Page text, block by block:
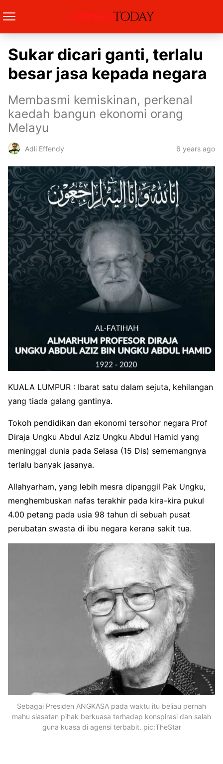
Sukar dicari ganti, terlalu
besar jasa kepada negara
Membasmi kemiskinan, perkenal
kaedah bangun ekonomi orang
Melayu
Adli Effendy 6 years ago
KUALA LUMPUR : Ibarat satu dalam sejuta, kehilangan
yang tiada galang gantinya.
Tokoh pendidikan dan ekonomi tersohor negara Prof
Diraja Ungku Abdul Aziz Ungku Abdul Hamid yang
meninggal dunia pada Selasa (15 Dis) sememangnya
terlalu banyak jasanya.
Allahyarham, yang lebih mesra dipanggil Pak Ungku,
menghembuskan nafas terakhir pada kira-kira pukul
4.00 petang pada usia 98 tahun di sebuah pusat
perubatan swasta di ibu negara kerana sakit tua.
Sebagai Presiden ANGKASA pada waktu itu beliau pernah
mahu siasatan pihak berkuasa terhadap konspirasi dan salah
guna kuasa di agensi terbabit. pic:TheStar